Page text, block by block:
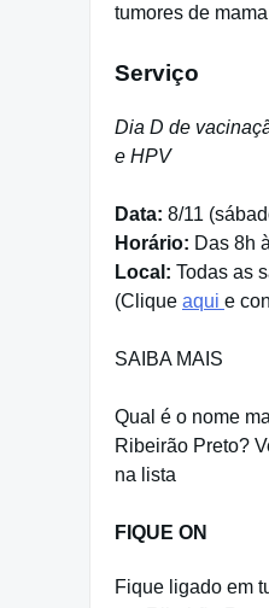
tumores de
Serviço
Dia D de
e HPV
Data: 8/11
Horário: Das 8h
Local: Todas as
(Clique aqui e
SAIBA MAIS
Qual é o nome
Ribeirão Preto?
na lista
FIQUE ON
Fique ligado em